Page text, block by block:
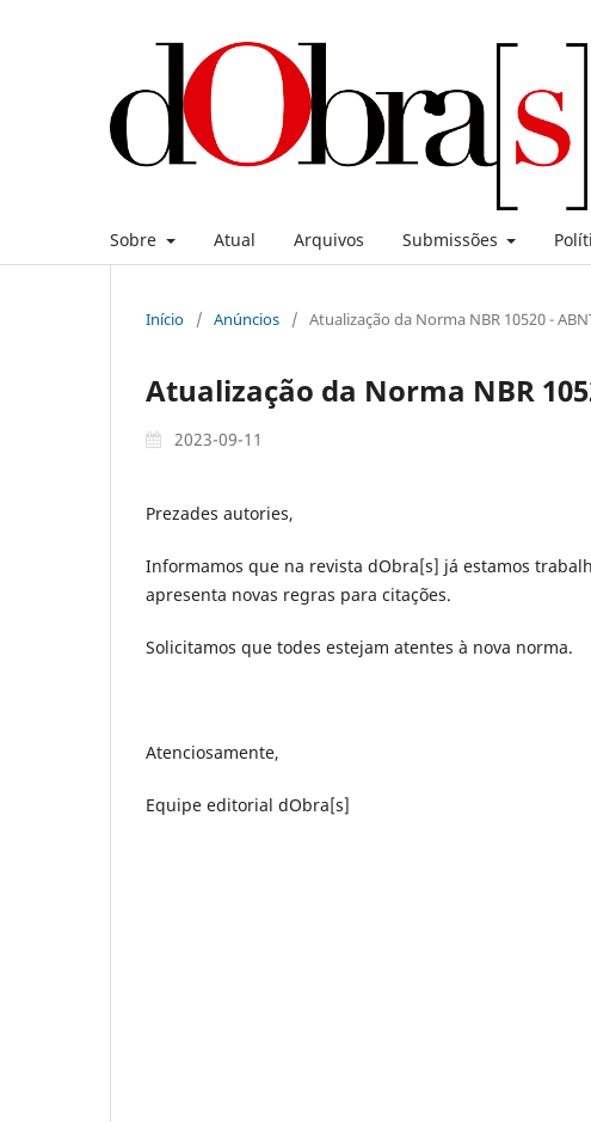
Sobre Atual Arquivos Submissões
Início / Anúncios / Atualização da Norma NBR 10520 -
Atualização da Norma NBR
2023-09-11
Prezades autories,
Informamos que na revista dObra[s] já estamos
apresenta novas regras para citações.
Solicitamos que todes estejam atentes à nova norma.
Atenciosamente,
Equipe editorial dObra[s]